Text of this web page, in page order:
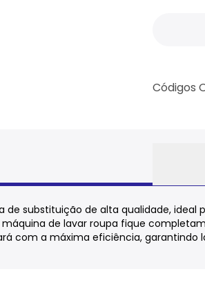
Códigos
de substituição de alta qualidade,
de lavar roupa fique
com a máxima eficiência, garantindo